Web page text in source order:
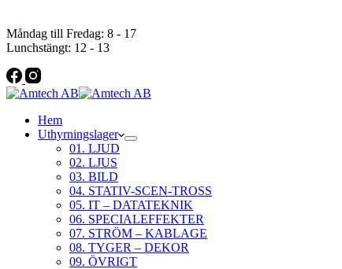
Måndag till Fredag: 8 - 17
Lunchstängt: 12 - 13
Hem
Uthyrningslager
01. LJUD
02. LJUS
03. BILD
04. STATIV-SCEN-TROSS
05. IT – DATATEKNIK
06. SPECIALEFFEKTER
07. STRÖM – KABLAGE
08. TYGER – DEKOR
09. ÖVRIGT